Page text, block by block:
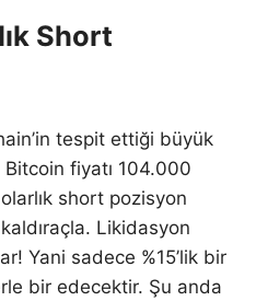
Short
tespit ettiği büyük
Bitcoin fiyatı 104.000
short pozisyon
Likidasyon
Yani sadece %15’lik bir
bir edecektir. Şu anda